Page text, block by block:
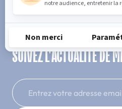
SUIVEZ L'ACTUALITÉ DE
Entrez votre adresse